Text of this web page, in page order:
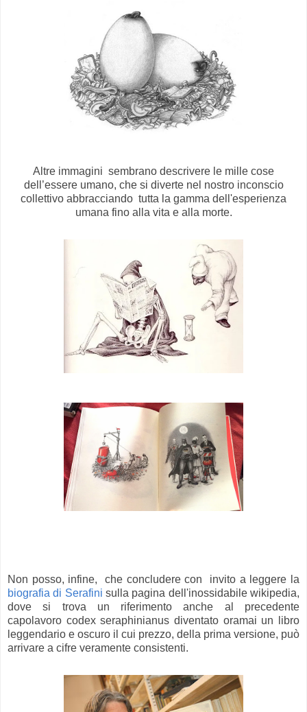
Altre immagini sembrano descrivere le mille cose
dell’essere umano, che si diverte nel nostro inconscio
collettivo abbracciando tutta la gamma dell'esperienza
umana fino alla vita e alla morte.
Non posso, infine, che concludere con invito a leggere la
biografia di Serafini sulla pagina dell'inossidabile wikipedia,
dove si trova un riferimento anche al precedente
capolavoro codex seraphinianus diventato oramai un libro
leggendario e oscuro il cui prezzo, della prima versione, può
arrivare a cifre veramente consistenti.